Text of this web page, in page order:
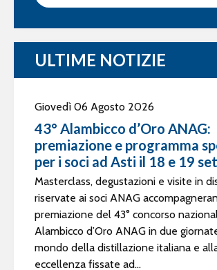
ULTIME NOTIZIE
Giovedì 06 Agosto 2026
43° Alambicco d’Oro ANAG:
premiazione e programma
per i soci ad Asti il 18 e 19
Masterclass, degustazioni e visite in
riservate ai soci ANAG
premiazione del 43° concorso
Alambicco d’Oro ANAG in due
mondo della distillazione italiana e
eccellenza fissate ad...